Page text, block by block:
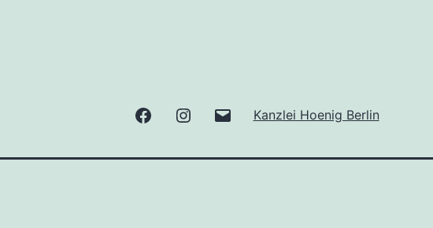
FacebookInstagram Kanzlei Hoenig Berlin